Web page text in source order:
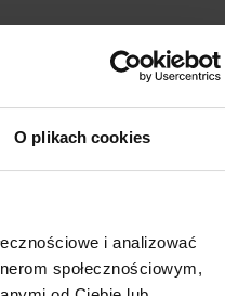
O plikach cookies
i analizować
społecznościowym,